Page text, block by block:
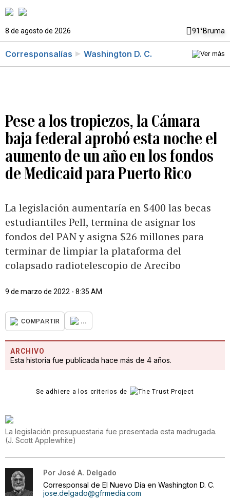
8 de agosto de 2026 91°Bruma
Corresponsalías Washington D. C.
Pese a los tropiezos, la Cámara
baja federal aprobó esta noche el
aumento de un año en los fondos
de Medicaid para Puerto Rico
La legislación aumentaría en $400 las becas
estudiantiles Pell, termina de asignar los
fondos del PAN y asigna $26 millones para
terminar de limpiar la plataforma del
colapsado radiotelescopio de Arecibo
9 de marzo de 2022 - 8:35 AM
COMPARTIR ...
ARCHIVO
Esta historia fue publicada hace más de 4 años.
Se adhiere a los criterios de
La legislación presupuestaria fue presentada esta madrugada.
(J. Scott Applewhite)
Por José A. Delgado
Corresponsal de El Nuevo Día en Washington D. C.
jose.delgado@gfrmedia.com